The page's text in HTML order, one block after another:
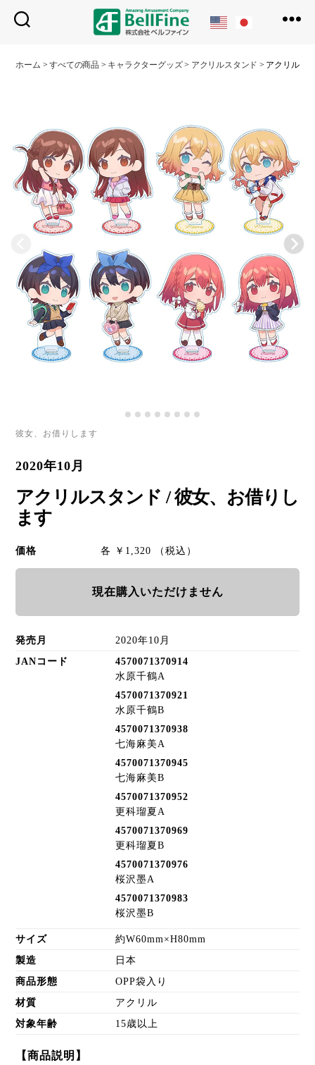
フ
ホーム >すべての商品 > キャラクターグッズ> アクリルスタンド > アクリルス
彼女、お借りします
2020年10月
アクリルスタンド / 彼女、お借りし
ます
価格 各 ￥1,320 （税込）
現在購入いただけません
発売月 2020年10月
JANコード
4570071370914
水原千鶴A
4570071370921
水原千鶴B
4570071370938
七海麻美A
4570071370945
七海麻美B
4570071370952
更科瑠夏A
4570071370969
更科瑠夏B
4570071370976
桜沢墨A
4570071370983
桜沢墨B
サイズ 約W60mm×H80mm
製造 日本
商品形態 OPP袋入り
材質 アクリル
対象年齢 15歳以上
【商品説明】